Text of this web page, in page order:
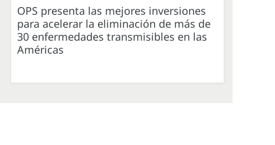
OPS presenta las mejores inversiones
para acelerar la eliminación de más de
30 enfermedades transmisibles en las
Américas